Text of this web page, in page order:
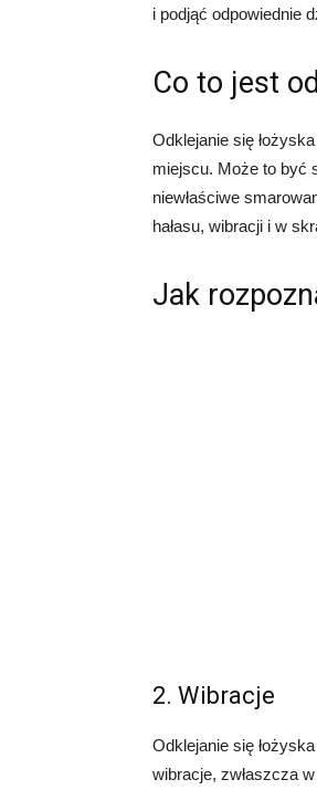
i podjąć odpowiednie
Co to jest
Odklejanie się
miejscu. Może to być
niewłaściwe
hałasu, wibracji i w
Jak
2. Wibracje
Odklejanie się
wibracje, zwłaszcza